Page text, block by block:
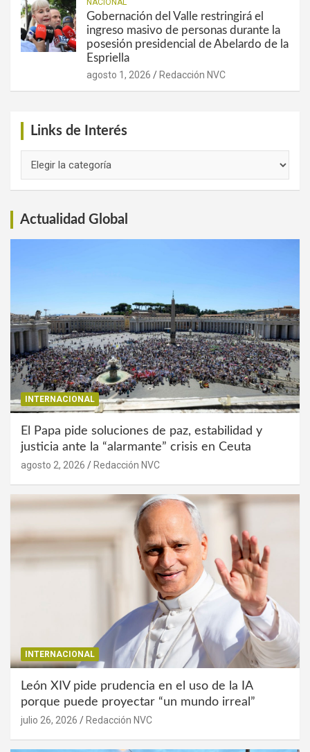
NACIONAL
Gobernación del Valle restringirá el
ingreso masivo de personas durante la
posesión presidencial de Abelardo de la
Espriella
agosto 1, 2026 Redacción NVC
Links de Interés
Actualidad Global
INTERNACIONAL
El Papa pide soluciones de paz, estabilidad y
justicia ante la “alarmante” crisis en Ceuta
agosto 2, 2026 Redacción NVC
INTERNACIONAL
León XIV pide prudencia en el uso de la IA
porque puede proyectar “un mundo irreal”
julio 26, 2026 Redacción NVC